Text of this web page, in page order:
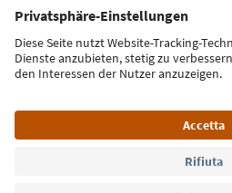
Iscriviti alla